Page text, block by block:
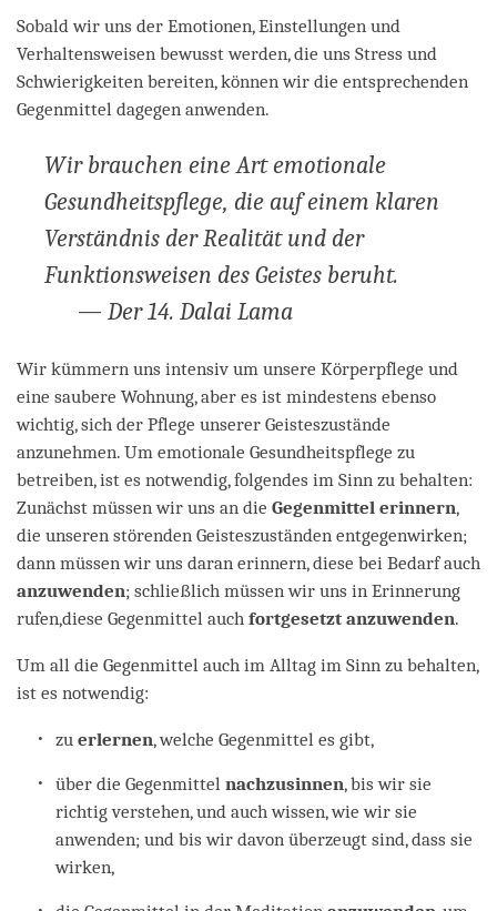
Sobald wir uns der Emotionen, Einstellungen und
Verhaltensweisen bewusst werden, die uns Stress und
Schwierigkeiten bereiten, können wir die entsprechenden
Gegenmittel dagegen anwenden.
Wir brauchen eine Art emotionale
Gesundheitspflege, die auf einem klaren
Verständnis der Realität und der
Funktionsweisen des Geistes beruht.
— Der 14. Dalai Lama
Wir kümmern uns intensiv um unsere Körperpflege und
eine saubere Wohnung, aber es ist mindestens ebenso
wichtig, sich der Pflege unserer Geisteszustände
anzunehmen. Um emotionale Gesundheitspflege zu
betreiben, ist es notwendig, folgendes im Sinn zu behalten:
Zunächst müssen wir uns an die Gegenmittel erinnern,
die unseren störenden Geisteszuständen entgegenwirken;
dann müssen wir uns daran erinnern, diese bei Bedarf auch
anzuwenden; schließlich müssen wir uns in Erinnerung
rufen,diese Gegenmittel auch fortgesetzt anzuwenden.
Um all die Gegenmittel auch im Alltag im Sinn zu behalten,
ist es notwendig:
zuerlernen, welche Gegenmittel es gibt,
über die Gegenmittelnachzusinnen, bis wir sie
richtig verstehen, und auch wissen, wie wir sie
anwenden; und bis wir davon überzeugt sind, dass sie
wirken,